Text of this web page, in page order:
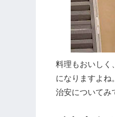
料理もおいしく
になりますよね
治安についてみ